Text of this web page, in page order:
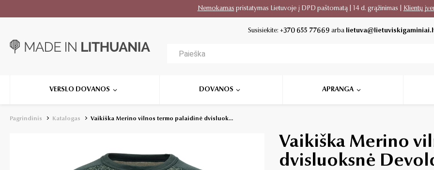
Nemokamas pristatymas Lietuvoje į DPD paštomatą | 14 d. grąžinimas | Klientų
Susisiekite:+370 655 77669 arba
VERSLO DOVANOS DOVANOS APRANGA
Pagrindinis Katalogas Vaikiška Merino vilnos termo palaidinė dvisluok...
Vaikiška Merino
dvisluoksnė